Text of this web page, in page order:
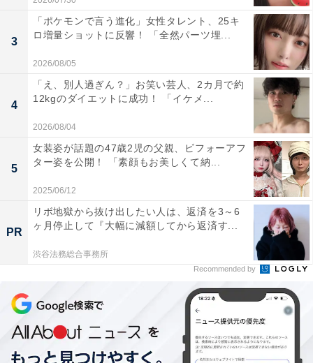
3
「ポケモンで言う進化」女性タレント、25キ
ロ増量ショットに反響！ 「全然パーツ埋...
2026/08/05
4
「え、別人過ぎん？」お笑い芸人、2カ月で約
12kgのダイエットに成功！ 「イケメ...
2026/08/04
5
女装姿が話題の47歳2児の父親、ビフォーアフ
ター姿を公開！ 「素顔もお美しくて納...
2025/06/12
PR
リボ地獄から抜け出したい人は、返済を3～6
ヶ月停止して『大幅に減額してから返済す...
渋谷法務総合事務所
Recommended by